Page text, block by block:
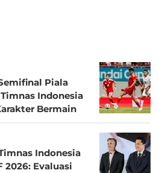
Piala
Indonesia
Bermain
Indonesia
2026: Evaluasi